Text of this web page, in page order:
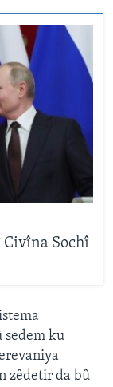
Civîna Sochî
sedem ku
zêdetir da bû